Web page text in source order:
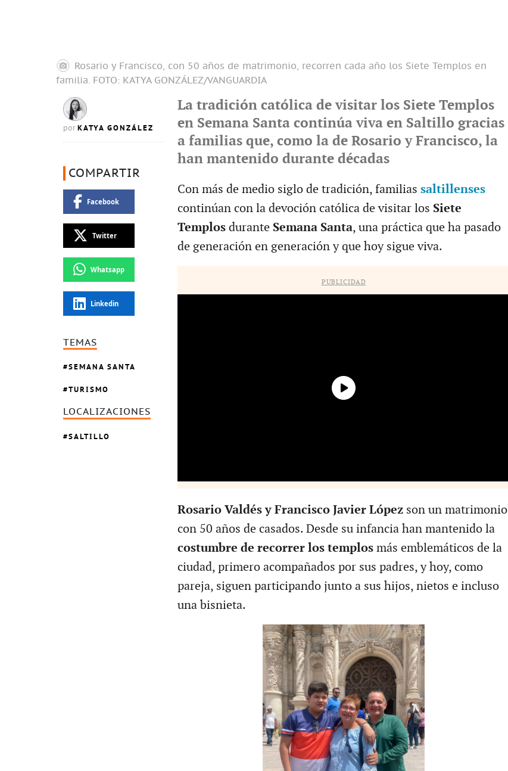
Rosario y Francisco, con 50 años de matrimonio, recorren cada año los Siete Templos en
familia. FOTO: KATYA GONZÁLEZ/VANGUARDIA
por KATYA GONZÁLEZ
COMPARTIR
Facebook
Twitter
Whatsapp
Linkedin
TEMAS
SEMANA SANTA
TURISMO
LOCALIZACIONES
SALTILLO
La tradición católica de visitar los Siete Templos
en Semana Santa continúa viva en Saltillo gracias
a familias que, como la de Rosario y Francisco, la
han mantenido durante décadas
Con más de medio siglo de tradición, familias saltillenses
continúan con la devoción católica de visitar los Siete
Templosdurante Semana Santa, una práctica que ha pasado
de generación en generación y que hoy sigue viva.
PUBLICIDAD
Rosario Valdés y Francisco Javier Lópezson un matrimonio
con 50 años de casados. Desde su infancia han mantenido la
costumbre de recorrer los templosmás emblemáticos de la
ciudad, primero acompañados por sus padres, y hoy, como
pareja, siguen participando junto a sus hijos, nietos e incluso
una bisnieta.